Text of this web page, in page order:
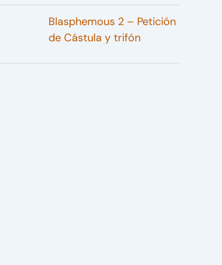
Blasphemous 2 – Petición
de Cástula y trifón